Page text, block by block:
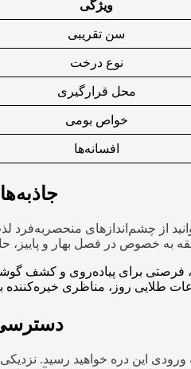
ویژگی
سن تقریبی
نوع درخت
محل قرارگیری
خواص بومی
افسانه‌ها
از چشم‌اندازهای منحصربه‌فرد لذت
می‌توانید از مرکز شهر قشم به سمت جاده درگهان حرکت کنید. پس از طی حدود ۱۵